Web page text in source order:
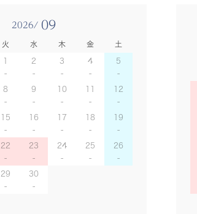
2026/ 09
火 水 木 金 土
1 2 3 4 5
8 9 10 11 12
15 16 17 18 19
22 23 24 25 26
29 30